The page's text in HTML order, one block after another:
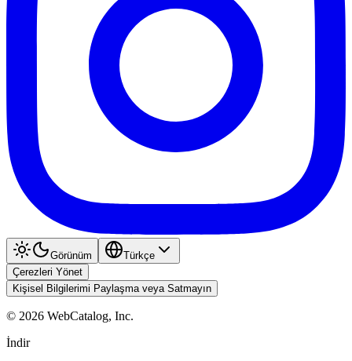
Görünüm
Türkçe
Çerezleri Yönet
Kişisel Bilgilerimi Paylaşma veya Satmayın
© 2026 WebCatalog, Inc.
İndir